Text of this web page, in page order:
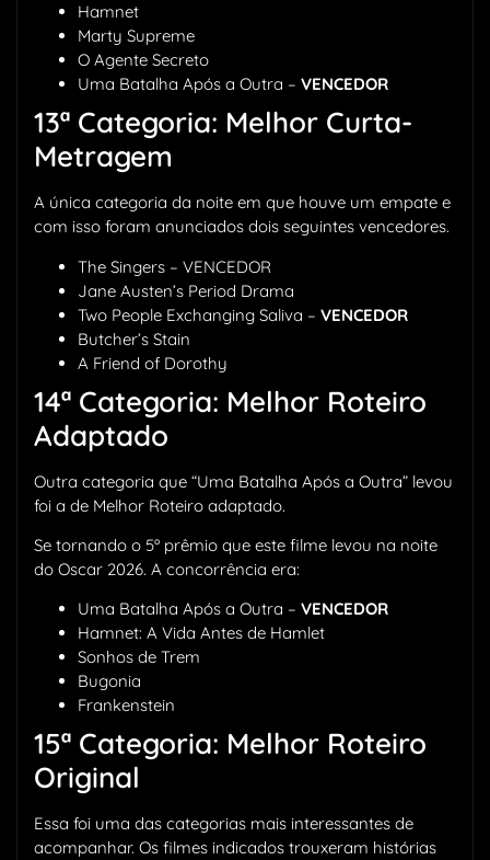
Hamnet
Marty Supreme
O Agente Secreto
Uma Batalha Após a Outra – VENCEDOR
13ª Categoria: Melhor Curta-
Metragem
A única categoria da noite em que houve um empate e
com isso foram anunciados dois seguintes vencedores.
The Singers – VENCEDOR
Jane Austen’s Period Drama
Two People Exchanging Saliva – VENCEDOR
Butcher’s Stain
A Friend of Dorothy
14ª Categoria: Melhor Roteiro
Adaptado
Outra categoria que “Uma Batalha Após a Outra” levou
foi a de Melhor Roteiro adaptado.
Se tornando o 5º prêmio que este filme levou na noite
do Oscar 2026. A concorrência era:
Uma Batalha Após a Outra – VENCEDOR
Hamnet: A Vida Antes de Hamlet
Sonhos de Trem
Bugonia
Frankenstein
15ª Categoria: Melhor Roteiro
Original
Essa foi uma das categorias mais interessantes de
acompanhar. Os filmes indicados trouxeram histórias